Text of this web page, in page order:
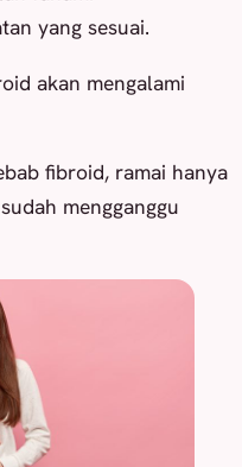
yang sesuai.
akan mengalami
fibroid, ramai hanya
mengganggu